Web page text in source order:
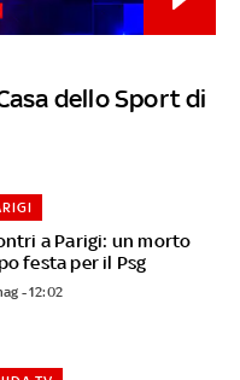
dello Sport di
a Parigi: un morto
festa per il Psg
- 12:02